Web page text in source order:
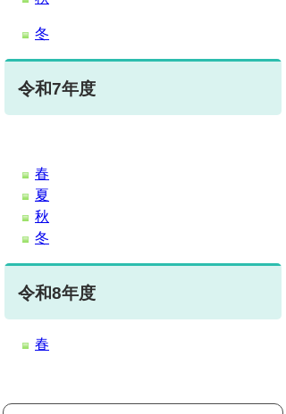
冬
令和7年度
春
夏
秋
冬
令和8年度
春